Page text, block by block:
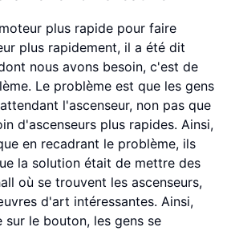
plus rapide pour faire
plus rapidement, il a été dit
nous avons besoin, c'est de
Le problème est que les gens
l'ascenseur, non pas que
d'ascenseurs plus rapides. Ainsi,
en recadrant le problème, ils
la solution était de mettre des
où se trouvent les ascenseurs,
d'art intéressantes. Ainsi,
sur le bouton, les gens se